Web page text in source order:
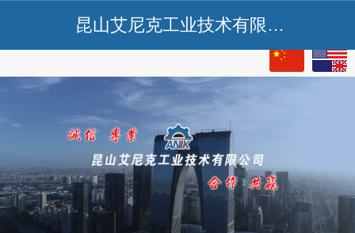
昆山艾尼克工业技术有限公司